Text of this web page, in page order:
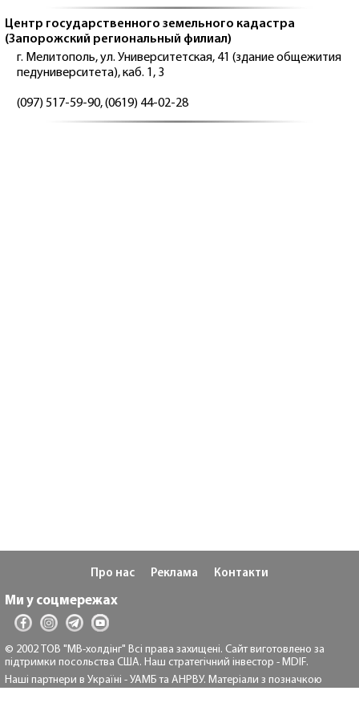
Центр государственного земельного кадастра
(Запорожский региональный филиал)
г. Мелитополь, ул. Университетская, 41 (здание общежития
педуниверситета), каб. 1, 3
(097) 517-59-90, (0619) 44-02-28
Про нас Реклама Контакти
Ми у соцмережах
© 2002 ТОВ "МВ-холдінг" Всі права захищені. Сайт виготовлено за
підтримки посольства США. Наш стратегічний інвестор - MDIF.
Наші партнери в Україні - УАМБ та АНРВУ. Матеріали з позначкою